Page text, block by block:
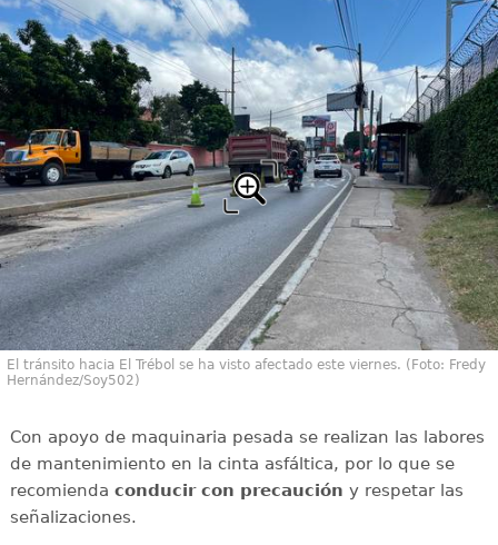
El tránsito hacia El Trébol se ha visto afectado este viernes. (Foto: Fredy
Hernández/Soy502)
Con apoyo de maquinaria pesada se realizan las labores
de mantenimiento en la cinta asfáltica, por lo que se
recomienda conducir con precaución y respetar las
señalizaciones.